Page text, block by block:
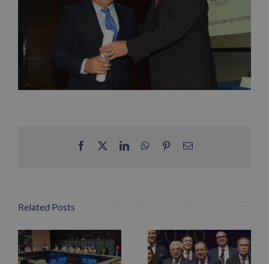
Facebook LinkedInWhatsApp
PinterestEmail
Related Posts